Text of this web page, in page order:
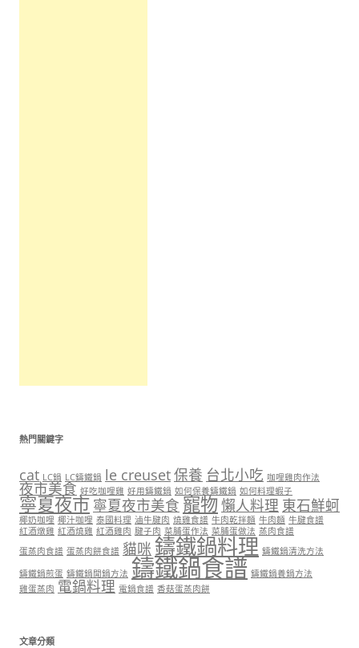
熱門關鍵字
cat LC鍋 LC鑄鐵鍋 le creuset保養 台北小吃 咖哩雞肉作法
夜市美食 好吃咖哩雞 好用鑄鐵鍋 如何保養鑄鐵鍋 如何料理蝦子
寧夏夜市 寧夏夜市美食 寵物懶人料理 東石鮮蚵
椰奶咖哩 椰汁咖哩 泰國料理 滷牛腱肉 燒雞食譜 牛肉乾拌麵 牛肉麵 牛腱食譜
紅酒燉雞 紅酒燒雞 紅酒雞肉 腱子肉 菜脯蛋作法 菜脯蛋做法 蒸肉食譜
蛋蒸肉食譜 蛋蒸肉餅食譜 貓咪 鑄鐵鍋料理 鑄鐵鍋清洗方法
鑄鐵鍋煎蛋 鑄鐵鍋開鍋方法 鑄鐵鍋食譜 鑄鐵鍋養鍋方法
雞蛋蒸肉 電鍋料理 電鍋食譜 香菇蛋蒸肉餅
文章分類